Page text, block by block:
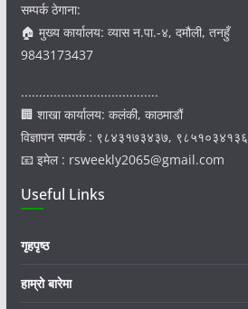
सम्पर्क ठेगाना:
🏠 मुख्य कार्यालय: व्यास न.पा.-४, दमौली, तनहुँ
9843173437
......................................
🏢 शाखा कार्यालय: कलंकी, काठमाडौं
विज्ञापन सम्पर्क : ९८४३१७३४३७, ९८५१०३४१३६
📧 इमेल : rsweekly2065@gmail.com
Useful Links
गृहपृष्ठ
हाम्रो बारेमा